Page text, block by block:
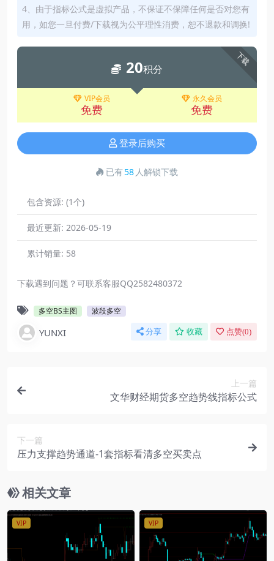
4、由于指标公式是虚拟产品，不保证不保障任何是否对您有
用，如您一旦付费/下载视为公平理性消费，恕不退款和调换!
下载
20积分
VIP会员
免费
永久会员
免费
登录后购买
已有58 人解锁下载
包含资源: (1个)
最近更新: 2026-05-19
累计销量: 58
下载遇到问题？可联系客服QQ2582480372
多空BS主图 波段多空
YUNXI 分享 收藏 点赞(0)
上一篇
文华财经期货多空趋势线指标公式
下一篇
压力支撑趋势通道-1套指标看清多空买卖点
相关文章
VIP VIP